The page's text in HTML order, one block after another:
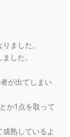
ました。
した。
が出てしまい
か1点を取って
熟しているよ